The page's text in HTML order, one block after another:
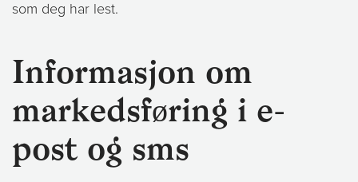
som deg har lest.
Informasjon om
markedsføring i e-
post og sms